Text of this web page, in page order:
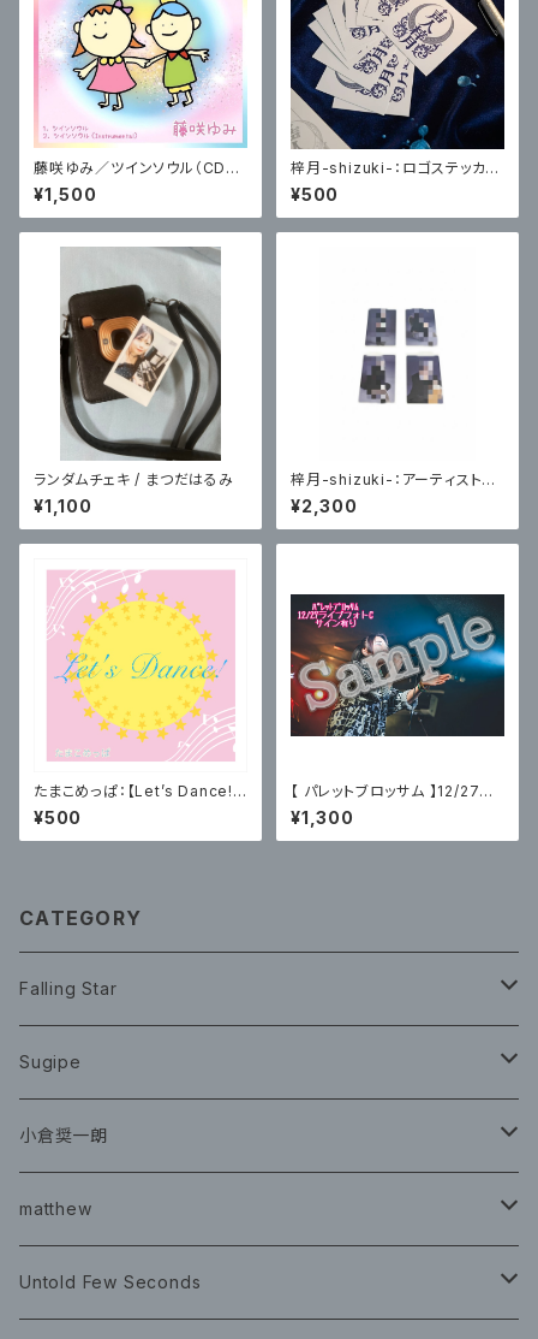
藤咲ゆみ／ツインソウル（CD＋
ブロマイド）
¥1,500
梓月-shizuki-：ロゴステッカー
２枚セット
¥500
ランダムチェキ / まつだはるみ
¥1,100
梓月-shizuki-：アーティスト写
真トレーディングカード(悪戯な
心編) 各４種ランダム２枚
¥2,300
たまこめっぱ：【Let’s Dance!】
MV見れちゃう！？ポストカード
¥500
【 パレットブロッサム 】12/27主
催ライブフォトC〈サイン有〉
¥1,300
CATEGORY
Falling Star
CD
グッズ
チェキ ブロマイド
イベント
Sugipe
チケット
CD
グッズ
小倉奨一朗
イベント
グッズ
matthew
Book
Untold Few Seconds